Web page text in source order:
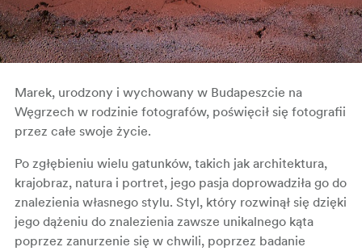
Marek, urodzony i wychowany w Budapeszcie na
Węgrzech w rodzinie fotografów, poświęcił się fotografii
przez całe swoje życie.
Po zgłębieniu wielu gatunków, takich jak architektura,
krajobraz, natura i portret, jego pasja doprowadziła go do
znalezienia własnego stylu. Styl, który rozwinął się dzięki
jego dążeniu do znalezienia zawsze unikalnego kąta
poprzez zanurzenie się w chwili, poprzez badanie